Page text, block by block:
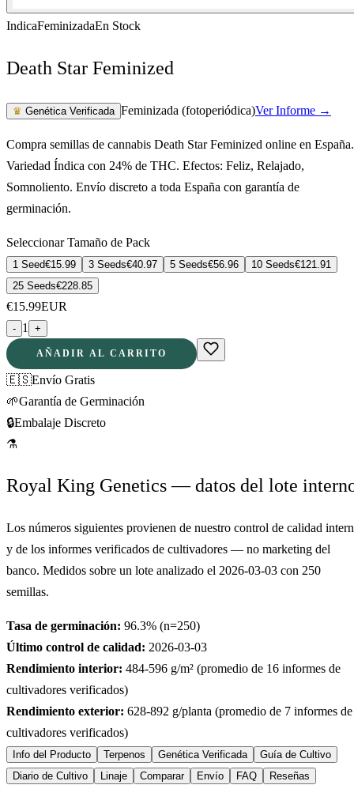
IndicaFeminizadaEn Stock
Death Star Feminized
♛ Genética Verificada Feminizada (fotoperiódica)Ver Informe →
Compra semillas de cannabis Death Star Feminized online en España.
Variedad Índica con 24% de THC. Efectos: Feliz, Relajado,
Somnoliento. Envío discreto a toda España con garantía de
germinación.
Seleccionar Tamaño de Pack
1 Seed€15.99 3 Seeds€40.97 5 Seeds€56.96 10 Seeds€121.91
25 Seeds€228.85
€15.99EUR
- 1 +
AÑADIR AL CARRITO
🇪🇸Envío Gratis
🌱Garantía de Germinación
🔒Embalaje Discreto
⚗
Royal King Genetics — datos del lote
Los números siguientes provienen de nuestro control de calidad
y de los informes verificados de cultivadores — no marketing del
banco. Medidos sobre un lote analizado el 2026-03-03 con 250
semillas.
Tasa de germinación: 96.3% (n=250)
Último control de calidad: 2026-03-03
Rendimiento interior: 484-596 g/m² (promedio de 16 informes de
cultivadores verificados)
Rendimiento exterior: 628-892 g/planta (promedio de 7 informes de
cultivadores verificados)
Info del Producto Terpenos Genética Verificada
Guía de Cultivo
Diario de Cultivo
Linaje Comparar Envío FAQ Reseñas